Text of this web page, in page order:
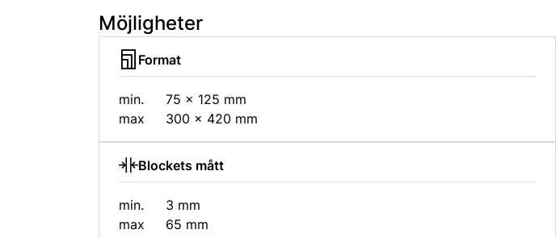
Möjligheter
Format
min.
75 × 125 mm
max
300 × 420 mm
Blockets mått
min.
3 mm
max
65 mm